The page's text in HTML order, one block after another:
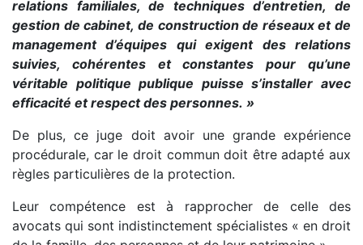
relations familiales, de techniques d’entretien, de
gestion de cabinet, de construction de réseaux et de
management d’équipes qui exigent des relations
suivies, cohérentes et constantes pour qu’une
véritable politique publique puisse s’installer avec
efficacité et respect des personnes. »
De plus, ce juge doit avoir une grande expérience
procédurale, car le droit commun doit être adapté aux
règles particulières de la protection.
Leur compétence est à rapprocher de celle des
avocats qui sont indistinctement spécialistes « en droit